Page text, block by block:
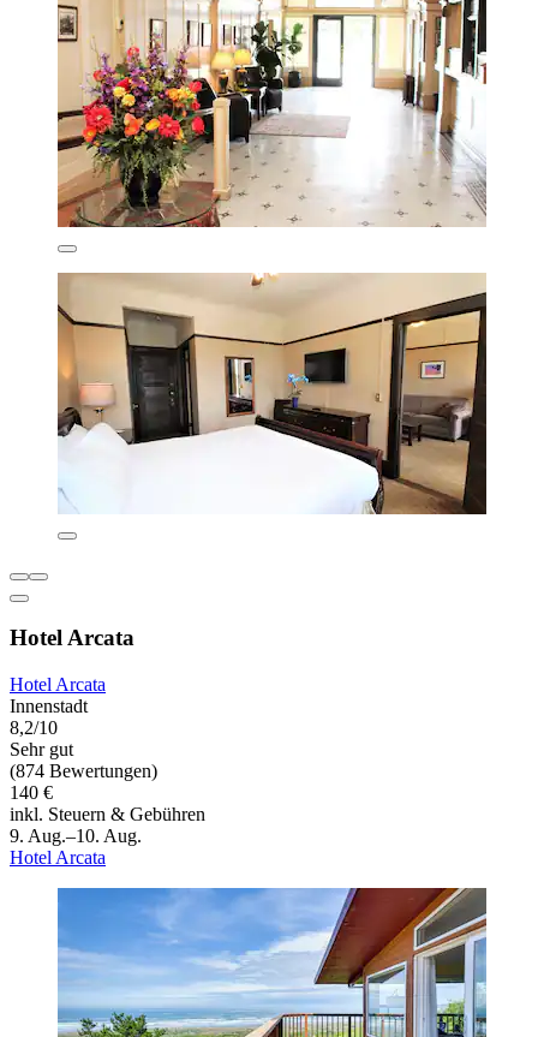
Hotel Arcata
Hotel Arcata
Innenstadt
8,2/10
Sehr gut
(874 Bewertungen)
140 €
inkl. Steuern & Gebühren
9. Aug.–10. Aug.
Hotel Arcata